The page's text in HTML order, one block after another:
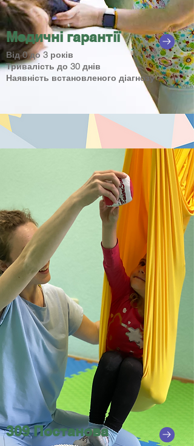
Медичні гарантії
Від 0 до 3 років
Тривалість до 30 днів
​Наявність встановленого діагнозу
309 Постанова